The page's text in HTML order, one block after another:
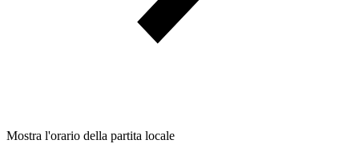
Mostra l'orario della partita locale